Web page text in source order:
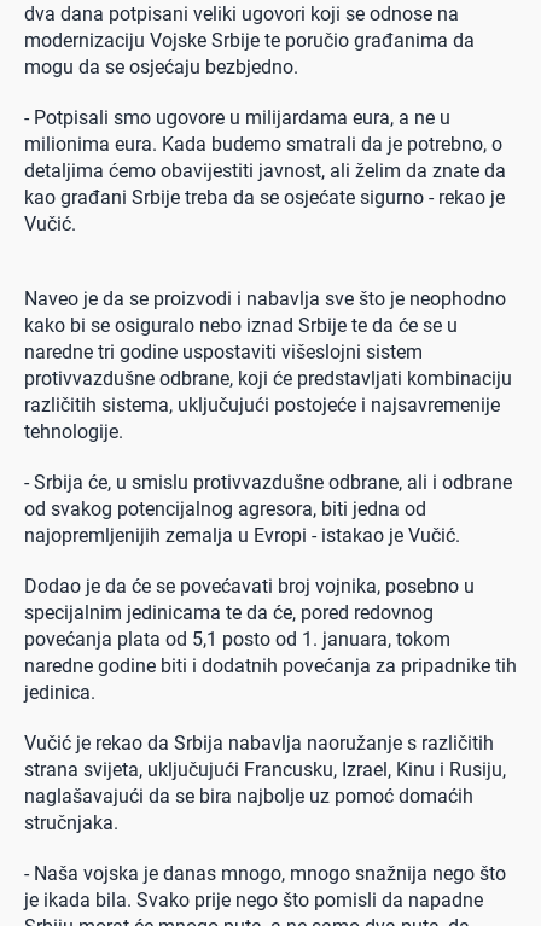
dva dana potpisani veliki ugovori koji se odnose na
modernizaciju Vojske Srbije te poručio građanima da
mogu da se osjećaju bezbjedno.
- Potpisali smo ugovore u milijardama eura, a ne u
milionima eura. Kada budemo smatrali da je potrebno, o
detaljima ćemo obavijestiti javnost, ali želim da znate da
kao građani Srbije treba da se osjećate sigurno - rekao je
Vučić.
Naveo je da se proizvodi i nabavlja sve što je neophodno
kako bi se osiguralo nebo iznad Srbije te da će se u
naredne tri godine uspostaviti višeslojni sistem
protivvazdušne odbrane, koji će predstavljati kombinaciju
različitih sistema, uključujući postojeće i najsavremenije
tehnologije.
- Srbija će, u smislu protivvazdušne odbrane, ali i odbrane
od svakog potencijalnog agresora, biti jedna od
najopremljenijih zemalja u Evropi - istakao je Vučić.
Dodao je da će se povećavati broj vojnika, posebno u
specijalnim jedinicama te da će, pored redovnog
povećanja plata od 5,1 posto od 1. januara, tokom
naredne godine biti i dodatnih povećanja za pripadnike tih
jedinica.
Vučić je rekao da Srbija nabavlja naoružanje s različitih
strana svijeta, uključujući Francusku, Izrael, Kinu i Rusiju,
naglašavajući da se bira najbolje uz pomoć domaćih
stručnjaka.
- Naša vojska je danas mnogo, mnogo snažnija nego što
je ikada bila. Svako prije nego što pomisli da napadne